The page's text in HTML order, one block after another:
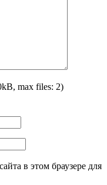
max files: 2)
в этом браузере для